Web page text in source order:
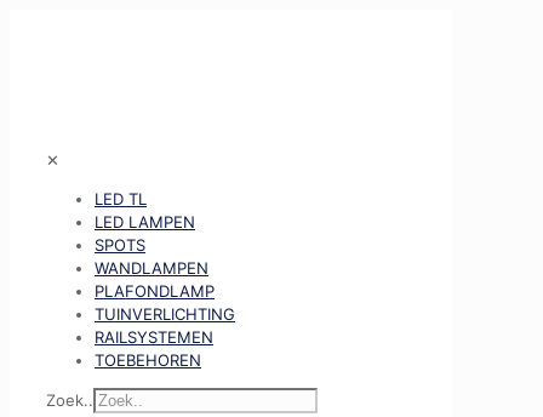
✕
LED TL
LED LAMPEN
SPOTS
WANDLAMPEN
PLAFONDLAMP
TUINVERLICHTING
RAILSYSTEMEN
TOEBEHOREN
Zoek..